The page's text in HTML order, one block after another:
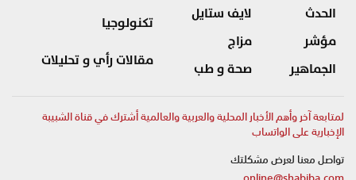
الحدث
مؤشر
الجماهير
لايف ستايل
مزاج
صحة و طب
تكنولوجيا
مقالات رأي و تحليلات
لمتابعة آخر وأهم الأخبار المحلية والعربية والعالمية أشترك في قناة الشبيبة
الإخبارية على الواتساب
تواصل معنا لعرض مشكلتك